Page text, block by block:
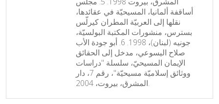
أساقفة ألمانيا، المسيحيّة في عقائدها،
نقلها إلى العربيّة المطران كيرلّس
بسترس، منشورات المكتبة البولسيّة،
جونيه (لبنان)، 1998. 6. أبو جودة الأب
صلاح اليسوعي، مدخل إلى الحقائق
الإيمان المسيحيّ، سلسلة "دراسات
ووثائق إسلاميّة مسيحيّة"، رقم 7، دار
المشرق، بيروت، 2004.